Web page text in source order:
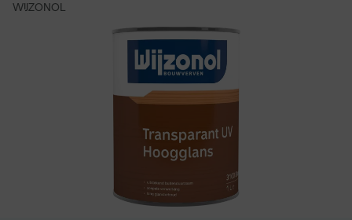
WIJZONOL